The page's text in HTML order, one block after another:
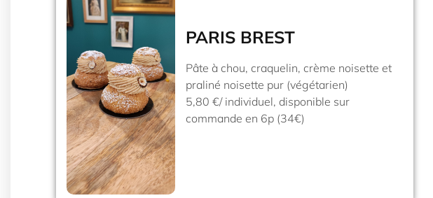
PARIS BREST
Pâte à chou, craquelin, crème noisette et
praliné noisette pur (végétarien)
5,80 €/ individuel, disponible sur
commande en 6p (34€)